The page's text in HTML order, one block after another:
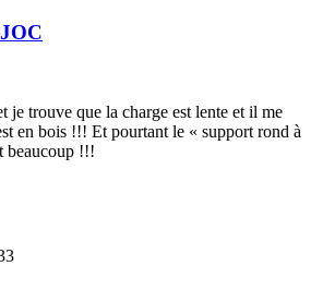
je trouve que la charge est lente et il me
en bois !!! Et pourtant le « support rond à
beaucoup !!!